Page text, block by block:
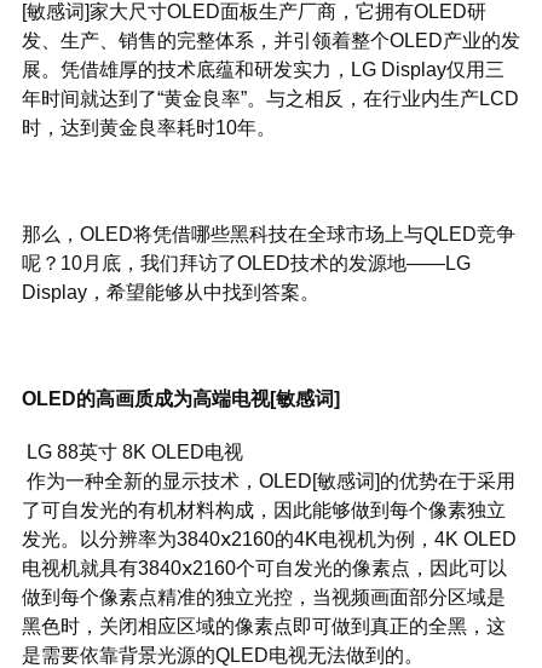
[敏感词]家大尺寸OLED面板生产厂商，它拥有OLED研
发、生产、销售的完整体系，并引领着整个OLED产业的发
展。凭借雄厚的技术底蕴和研发实力，LG Display仅用三
年时间就达到了“黄金良率”。与之相反，在行业内生产LCD
时，达到黄金良率耗时10年。
那么，OLED将凭借哪些黑科技在全球市场上与QLED竞争
呢？10月底，我们拜访了OLED技术的发源地——LG
Display，希望能够从中找到答案。
OLED的高画质成为高端电视[敏感词]
LG 88英寸 8K OLED电视
作为一种全新的显示技术，OLED[敏感词]的优势在于采用
了可自发光的有机材料构成，因此能够做到每个像素独立
发光。以分辨率为3840ⅹ2160的4K电视机为例，4K OLED
电视机就具有3840ⅹ2160个可自发光的像素点，因此可以
做到每个像素点精准的独立光控，当视频画面部分区域是
黑色时，关闭相应区域的像素点即可做到真正的全黑，这
是需要依靠背景光源的QLED电视无法做到的。